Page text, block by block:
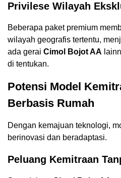
Privilese Wilayah
Beberapa paket premium
wilayah geografis tertentu,
ada gerai Cimol Bojot AA
di tentukan.
Potensi Model
Berbasis Rumah
Dengan kemajuan teknologi,
berinovasi dan beradaptasi.
Peluang Kemitraan